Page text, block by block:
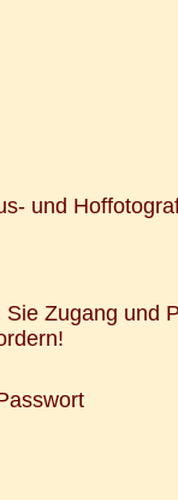
und
Zugang und